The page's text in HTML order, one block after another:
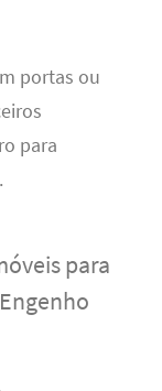
portas ou
para
para